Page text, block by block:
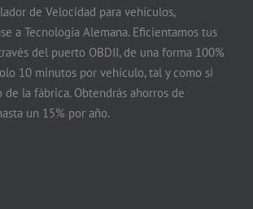
de Velocidad para vehículos,
a Tecnología Alemana. Eficientamos tus
del puerto OBDII, de una forma 100%
10 minutos por vehículo, tal y como si
de la fábrica. Obtendrás ahorros de
un 15% por año.